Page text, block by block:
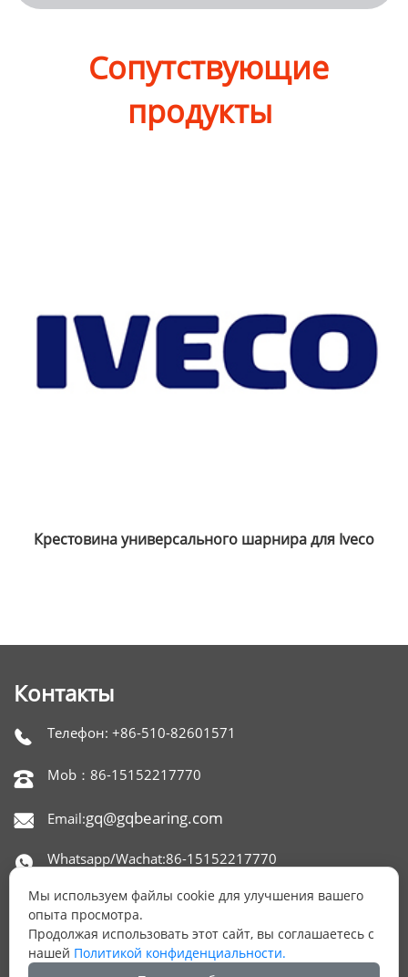
Сопутствующие
продукты
Крестовина универсального шарнира для Mercedes
Контакты
 Телефон: +86-510-82601571
 Mob：86-15152217770
 Email:gq@gqbearing.com
 Whatsapp/Wachat:86-15152217770
 Skype：gqbearing

Адрес: офис 1515,650 NORTH XINGYUAN ROAD,
РАЙОН БЕЙТАН, УСИ, КИТАЙ.
Мы используем файлы cookie для улучшения вашего
опыта просмотра.
Продолжая использовать этот сайт, вы соглашаетесь с
нашей Политикой конфиденциальности.